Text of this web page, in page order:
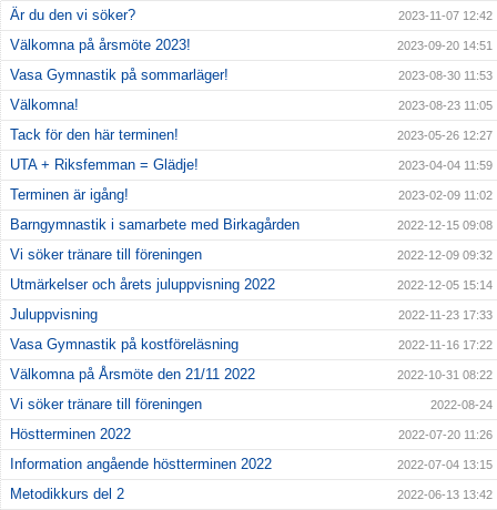
Är du den vi söker? 2023-11-07 12:42
Välkomna på årsmöte 2023! 2023-09-20 14:51
Vasa Gymnastik på sommarläger! 2023-08-30 11:53
Välkomna! 2023-08-23 11:05
Tack för den här terminen! 2023-05-26 12:27
UTA + Riksfemman = Glädje! 2023-04-04 11:59
Terminen är igång! 2023-02-09 11:02
Barngymnastik i samarbete med Birkagården 2022-12-15 09:08
Vi söker tränare till föreningen 2022-12-09 09:32
Utmärkelser och årets juluppvisning 2022 2022-12-05 15:14
Juluppvisning 2022-11-23 17:33
Vasa Gymnastik på kostföreläsning 2022-11-16 17:22
Välkomna på Årsmöte den 21/11 2022 2022-10-31 08:22
Vi söker tränare till föreningen 2022-08-24
Höstterminen 2022 2022-07-20 11:26
Information angående höstterminen 2022 2022-07-04 13:15
Metodikkurs del 2 2022-06-13 13:42